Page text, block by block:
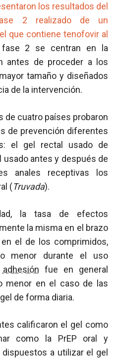
los resultados del
2 realizado de un
que contiene tenofovir al
2 se centran en la
antes de proceder a los
tamaño y diseñados
de la intervención.
de cuatro países probaron
de prevención diferentes
el gel rectal usado de
usado antes y después de
anales receptivas los
(Truvada).
la tasa de efectos
la misma en el brazo
el de los comprimidos,
menor durante el uso
adhesión fue en general
menor en el caso de las
de forma diaria.
calificaron el gel como
como la PrEP oral y
a utilizar el gel